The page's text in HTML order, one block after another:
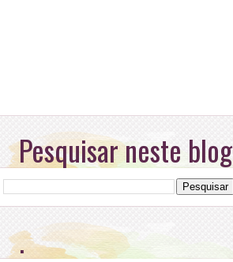
Pesquisar neste blog
.